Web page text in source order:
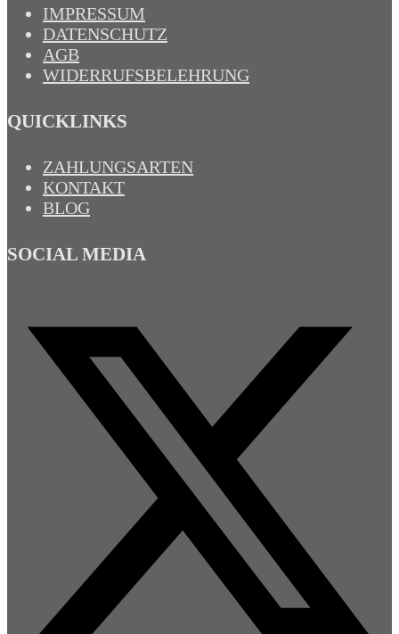
IMPRESSUM
DATENSCHUTZ
AGB
WIDERRUFSBELEHRUNG
QUICKLINKS
ZAHLUNGSARTEN
KONTAKT
BLOG
SOCIAL MEDIA